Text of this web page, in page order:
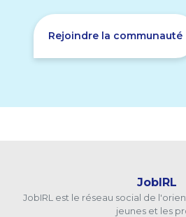
Rejoindre la communauté
JobIRL
JobIRL est le réseau social de
jeunes et les